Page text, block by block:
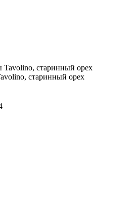
старинный орех